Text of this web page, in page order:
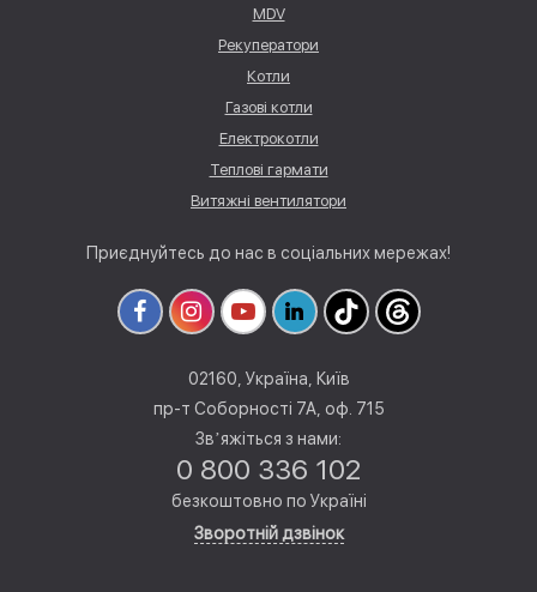
MDV
Рекуператори
Котли
Газові котли
Електрокотли
Теплові гармати
Витяжні вентилятори
Приєднуйтесь до нас в соціальних мережах!
02160, Україна, Київ
пр-т Соборності 7А, оф. 715
Звʼяжіться з нами:
0 800 336 102
безкоштовно по Україні
Зворотній дзвінок